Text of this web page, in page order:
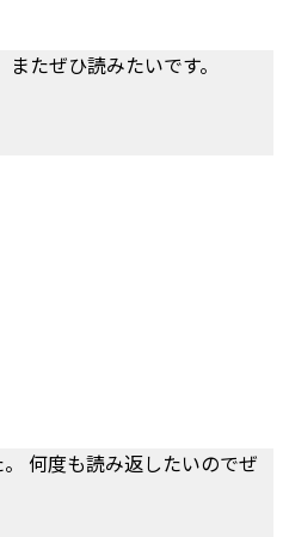
たぜひ読みたいです。
何度も読み返したいのでぜ